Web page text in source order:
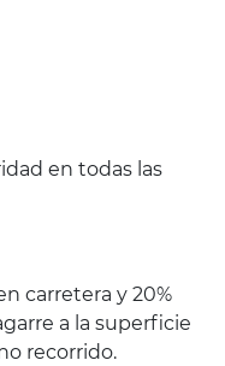
en todas las
carretera y 20%
a la superficie
recorrido.